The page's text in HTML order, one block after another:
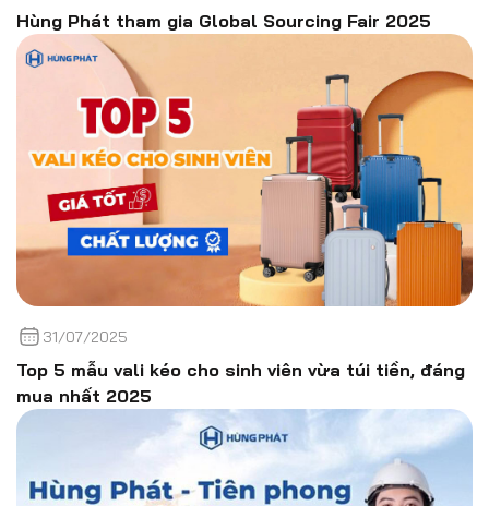
Hùng Phát tham gia Global Sourcing Fair 2025
31/07/2025
Top 5 mẫu vali kéo cho sinh viên vừa túi tiền, đáng
mua nhất 2025